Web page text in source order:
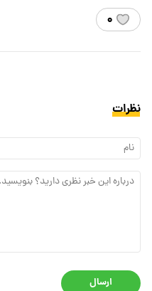
۰
نظرات
ارسال